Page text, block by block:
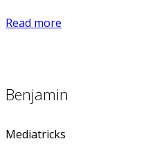
Read more
Benjamin
Mediatricks